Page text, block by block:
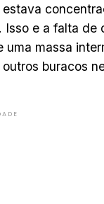
Isso e a falta de
massa
buracos